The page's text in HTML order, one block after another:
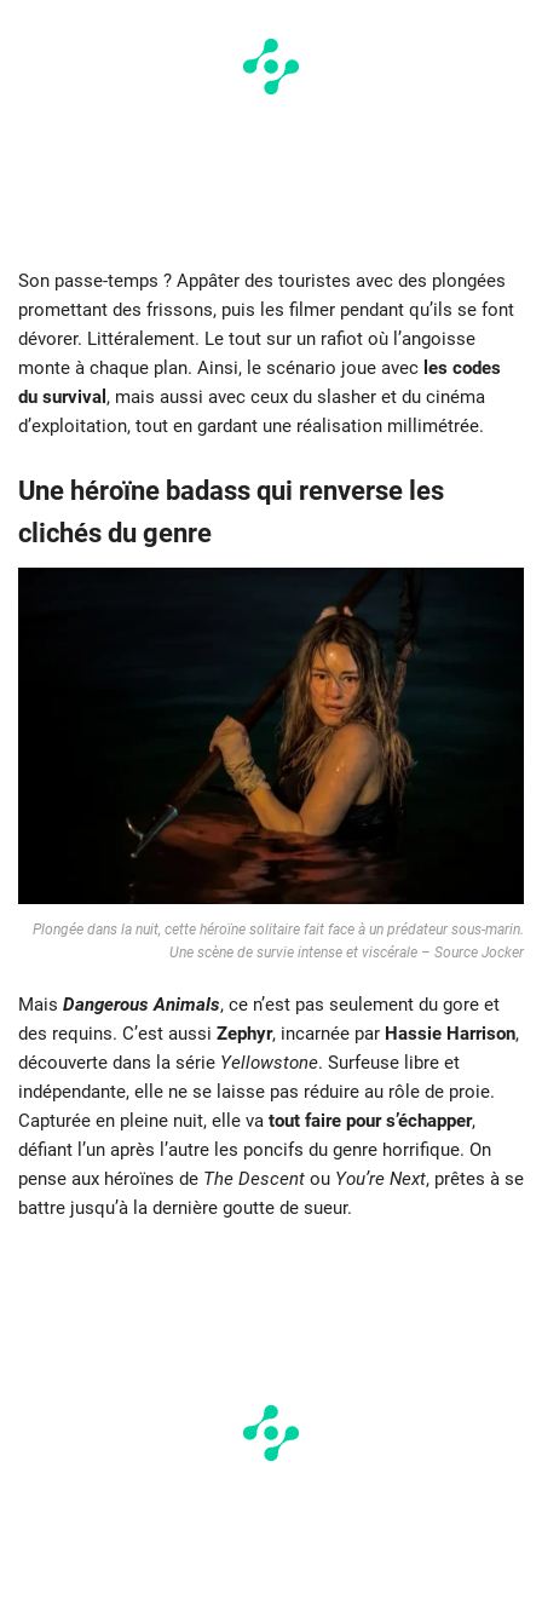
Son passe-temps ? Appâter des touristes avec des plongées
promettant des frissons, puis les filmer pendant qu’ils se font
dévorer. Littéralement. Le tout sur un rafiot où l’angoisse
monte à chaque plan. Ainsi, le scénario joue avec les codes
du survival , mais aussi avec ceux du slasher et du cinéma
d’exploitation, tout en gardant une réalisation millimétrée.
Une héroïne badass qui renverse les
clichés du genre
Plongée dans la nuit, cette héroïne solitaire fait face à un prédateur sous-marin.
Une scène de survie intense et viscérale – Source Jocker
Mais Dangerous Animals, ce n’est pas seulement du gore et
des requins. C’est aussi Zephyr, incarnée par Hassie Harrison,
découverte dans la série Yellowstone. Surfeuse libre et
indépendante, elle ne se laisse pas réduire au rôle de proie.
Capturée en pleine nuit, elle va tout faire pour s’échapper,
défiant l’un après l’autre les poncifs du genre horrifique. On
pense aux héroïnes de The Descent ou You’re Next, prêtes à se
battre jusqu’à la dernière goutte de sueur.